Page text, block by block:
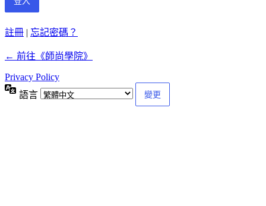
註冊 | 忘記密碼？
← 前往《師尚學院》
Privacy Policy
語言